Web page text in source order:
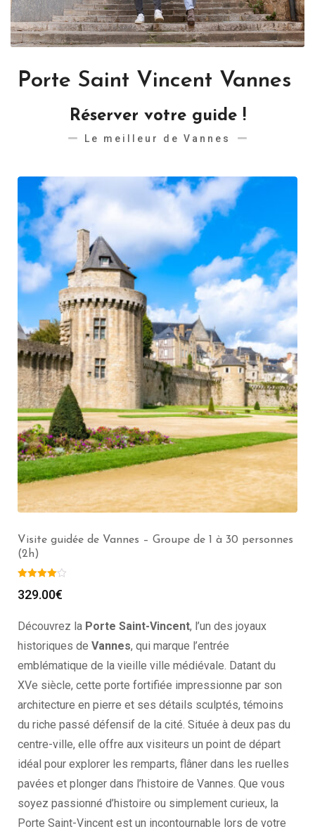
Porte Saint Vincent Vannes
Réserver votre guide !
Le meilleur de Vannes
Visite guidée de Vannes – Groupe de 1 à 30 personnes
(2h)
329.00€
Découvrez la Porte Saint-Vincent, l’un des joyaux
historiques de Vannes, qui marque l’entrée
emblématique de la vieille ville médiévale. Datant du
XVe siècle, cette porte fortifiée impressionne par son
architecture en pierre et ses détails sculptés, témoins
du riche passé défensif de la cité. Située à deux pas du
centre-ville, elle offre aux visiteurs un point de départ
idéal pour explorer les remparts, flâner dans les ruelles
pavées et plonger dans l’histoire de Vannes. Que vous
soyez passionné d’histoire ou simplement curieux, la
Porte Saint-Vincent est un incontournable lors de votre